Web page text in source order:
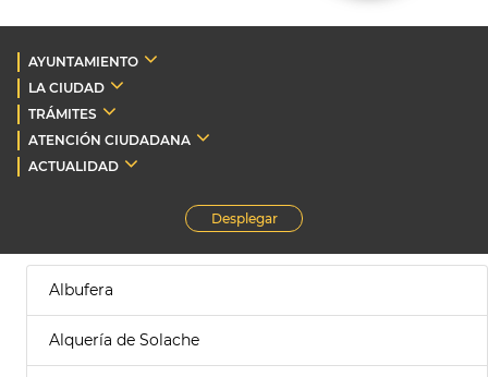
AYUNTAMIENTO
LA CIUDAD
TRÁMITES
ATENCIÓN CIUDADANA
ACTUALIDAD
Desplegar
Albufera
Alquería de Solache